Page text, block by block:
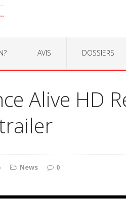
AVIS DOSSIERS
Alive HD
News 0